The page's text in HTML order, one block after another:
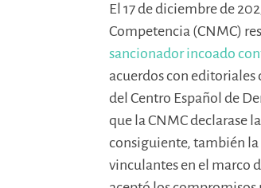
El 17 de diciembre de
Competencia (CNMC)
sancionador incoado
acuerdos con editoriales
del Centro Español de
que la CNMC declarase
consiguiente, también
vinculantes en el marco